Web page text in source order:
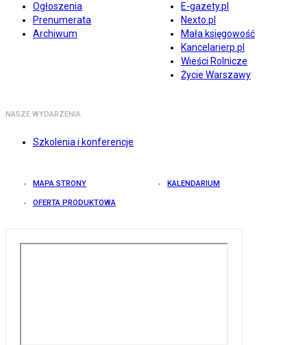
Ogłoszenia
Prenumerata
Archiwum
E-gazety.pl
Nexto.pl
Mała księgowość
Kancelarierp.pl
Wieści Rolnicze
Życie Warszawy
NASZE WYDARZENIA
Szkolenia i konferencje
MAPA STRONY KALENDARIUM
OFERTA PRODUKTOWA